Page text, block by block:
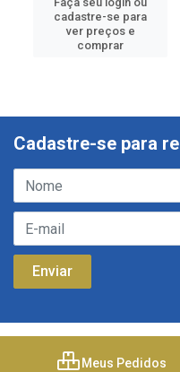
cadastre-se para
ver preços e
comprar
Cadastre-se para
Meus Pedidos